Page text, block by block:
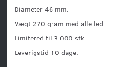
Diameter 46 mm.
Vægt 270 gram med alle led
Limitered til 3.000 stk.
Leverigstid 10 dage.